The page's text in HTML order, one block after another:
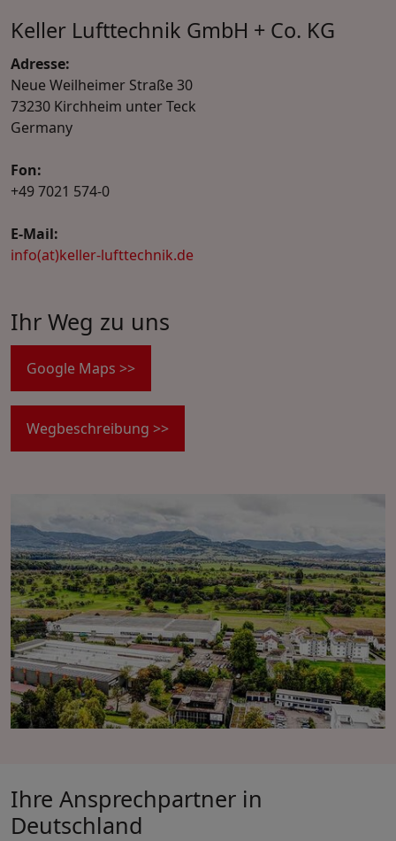
Keller Lufttechnik GmbH + Co. KG
Adresse:
Neue Weilheimer Straße 30
73230 Kirchheim unter Teck
Germany
Fon:
+49 7021 574-0
E-Mail:
info(at)keller-lufttechnik.de
Ihr Weg zu uns
Google Maps >>
Wegbeschreibung >>
Ihre Ansprechpartner in
Deutschland